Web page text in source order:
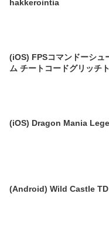
hakkerointia
(iOS) FPSコマンドーシュ
ム チートコードグリッチ
(iOS) Dragon Mania